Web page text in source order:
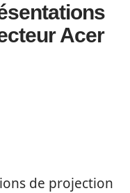
Acer
de projection